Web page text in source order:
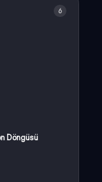
6
Döngüsü